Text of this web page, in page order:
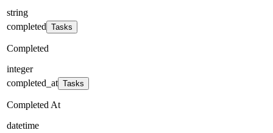
string
completed Tasks
Completed
integer
completed_at Tasks
Completed At
datetime